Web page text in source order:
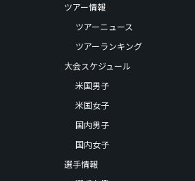
ツアー情報
ツアーニュース
ツアーランキング
大会スケジュール
米国男子
米国女子
国内男子
国内女子
選手情報